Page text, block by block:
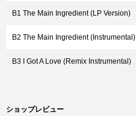
B1 The Main Ingredient (LP Version)
B2 The Main Ingredient (Instrumental)
B3 I Got A Love (Remix Instrumental)
ショップレビュー